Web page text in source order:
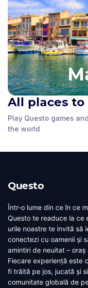
All places
Play Questo games
the world
MuCEM
Marseille
La Vieille Charité
Questo
Într-o lume din ce în ce
Questo te readuce la ce
urile noastre te invită să
conectezi cu oamenii și
amintiri de neuitat – oraș
Fiecare experiență este
fi trăită pe jos, jucată și
comunitate globală de